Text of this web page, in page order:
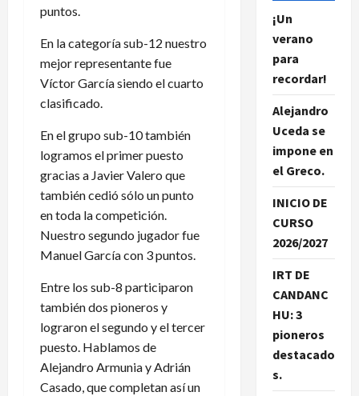
puntos.
En la categoría sub-12 nuestro
mejor representante fue
Víctor García siendo el cuarto
clasificado.
En el grupo sub-10 también
logramos el primer puesto
gracias a Javier Valero que
también cedió sólo un punto
en toda la competición.
Nuestro segundo jugador fue
Manuel García con 3 puntos.
Entre los sub-8 participaron
también dos pioneros y
lograron el segundo y el tercer
puesto. Hablamos de
Alejandro Armunia y Adrián
Casado, que completan así un
¡Un
verano
para
recordar!
Alejandro
Uceda se
impone en
el Greco.
INICIO DE
CURSO
2026/2027
IRT DE
CANDANC
HU: 3
pioneros
destacado
s.